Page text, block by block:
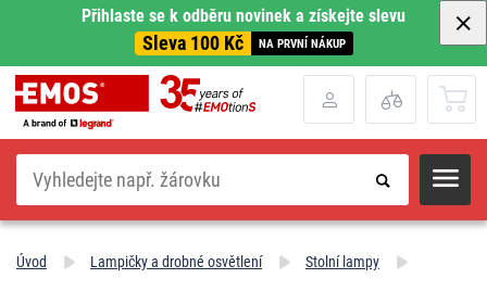
Přihlaste se k odběru novinek a získejte slevu
Sleva 100 Kč NA PRVNÍ NÁKUP
Hledat
Úvod Lampičky a drobné osvětlení Stolní lampy